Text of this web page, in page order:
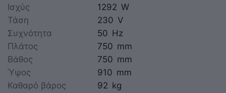
Ισχύς
1292 W
Τάση
230 V
Συχνότητα
50 Hz
Πλάτος
750 mm
Βάθος
750 mm
Ύψος
910 mm
Καθαρό βάρος
92 kg